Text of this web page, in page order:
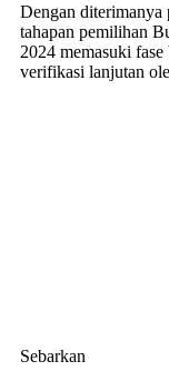
Dengan diterimanya
tahapan pemilihan
2024 memasuki
verifikasi lanjutan
Sebarkan